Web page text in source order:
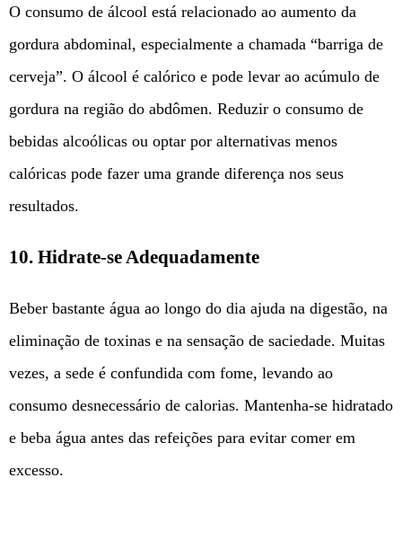
O consumo de álcool está relacionado ao aumento da
gordura abdominal, especialmente a chamada “barriga de
cerveja”. O álcool é calórico e pode levar ao acúmulo de
gordura na região do abdômen. Reduzir o consumo de
bebidas alcoólicas ou optar por alternativas menos
calóricas pode fazer uma grande diferença nos seus
resultados.
10. Hidrate-se Adequadamente
Beber bastante água ao longo do dia ajuda na digestão, na
eliminação de toxinas e na sensação de saciedade. Muitas
vezes, a sede é confundida com fome, levando ao
consumo desnecessário de calorias. Mantenha-se hidratado
e beba água antes das refeições para evitar comer em
excesso.